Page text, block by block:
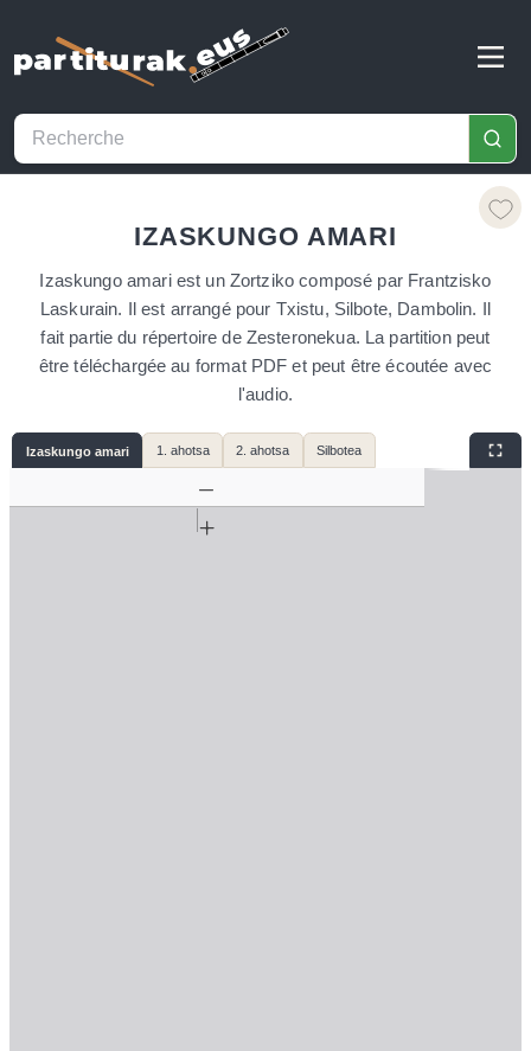
IZASKUNGO AMARI
Izaskungo amari est un Zortziko composé par Frantzisko
Laskurain. Il est arrangé pour Txistu, Silbote, Dambolin. Il
fait partie du répertoire de Zesteronekua. La partition peut
être téléchargée au format PDF et peut être écoutée avec
l'audio.
Izaskungo amari 1. ahotsa 2. ahotsa Silbotea